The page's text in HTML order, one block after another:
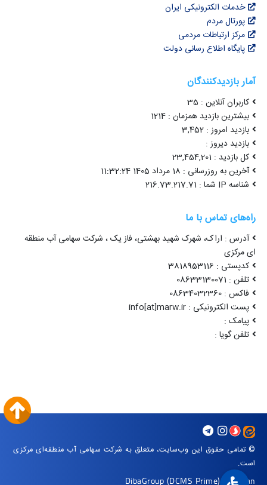
خدمات الکترونیکی ایران
پورتال مردم
مرکز ارتباطات مردمی
پایگاه اطلاع رسانی دولت
آمار بازدیدکنندگان
کاربران آنلاین : 35
بیشترین بازدید همزمان : 1214
بازدید امروز : 3,452
بازدید دیروز :
کل بازدید : 23,454,201
آخرین به روزرسانی : 18 مرداد 1405 11:32:24
شناسه IP شما : 216.73.217.71
راه‌های تماس با ما
آدرس : اراک، شهرک شهید بهشتی، فاز یک ، شرکت سهامی آب منطقه
ای مرکزی
کدپستی : 3818953116
تلفن : 08633130071
فاکس : 08634032360
پست الکترونیکی : info[at]marw.ir
پیامک :
تلفن گویا :
© تمامی حقوق این وب‌سایت، متعلق به شرکت سهامی آب منطقه‌ای مرکزی
است.
DibaGroup (DCMS Prime)|Arvan